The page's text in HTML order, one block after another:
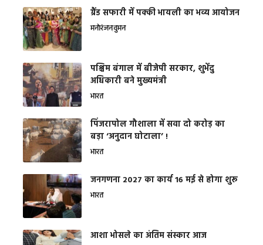
ग्रैंड सफारी में पक्की भायली का भव्य आयोजन
मनोरंजनवुमन
पश्चिम बंगाल में बीजेपी सरकार, शुभेंदु
अधिकारी बने मुख्यमंत्री
भारत
​पिंजरापोल गौशाला में सवा दो करोड़ का
बड़ा ‘अनुदान घोटाला’ !
भारत
जनगणना 2027 का कार्य 16 मई से होगा शुरू
भारत
आशा भोसले का अंतिम संस्कार आज